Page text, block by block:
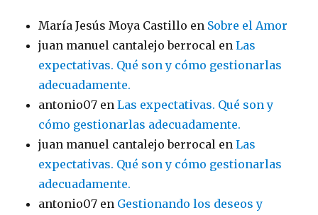
María Jesús Moya Castillo en Sobre el Amor
juan manuel cantalejo berrocal enLas
expectativas. Qué son y cómo gestionarlas
adecuadamente.
antonio07 enLas expectativas. Qué son y
cómo gestionarlas adecuadamente.
juan manuel cantalejo berrocal enLas
expectativas. Qué son y cómo gestionarlas
adecuadamente.
antonio07 en Gestionando los deseos y